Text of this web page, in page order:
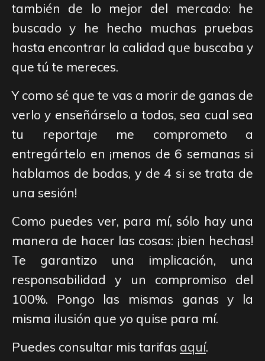
también de lo mejor del mercado: he
buscado y he hecho muchas pruebas
hasta encontrar la calidad que buscaba y
que tú te mereces.
Y como sé que te vas a morir de ganas de
verlo y enseñárselo a todos, sea cual sea
tu reportaje me comprometo a
entregártelo en ¡menos de 6 semanas si
hablamos de bodas, y de 4 si se trata de
una sesión!
Como puedes ver, para mí, sólo hay una
manera de hacer las cosas: ¡bien hechas!
Te garantizo una implicación, una
responsabilidad y un compromiso del
100%. Pongo las mismas ganas y la
misma ilusión que yo quise para mí.
Puedes consultar mis tarifas aquí.